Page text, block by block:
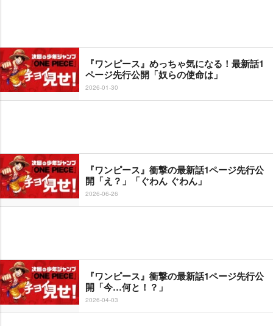
『ワンピース』めっちゃ気になる！最新話1
ページ先行公開「奴らの使命は」
2026-01-30
『ワンピース』衝撃の最新話1ページ先行公
開「え？」「ぐわん ぐわん」
2026-06-26
『ワンピース』衝撃の最新話1ページ先行公
開「今…何と！？」
2026-04-03